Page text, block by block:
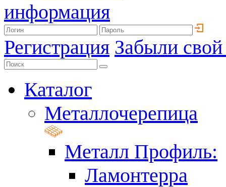
информация
Регистрация Забыли
Каталог
Металлочерепица
Металл Профиль:
Ламонтерра